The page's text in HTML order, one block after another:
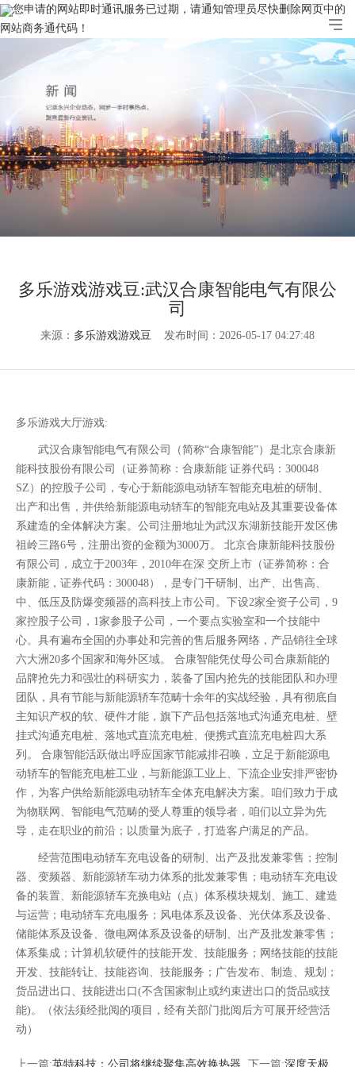
您申请的网站即时通讯服务已过期，请通知管理员尽快删除网页中的
网站商务通代码！
多乐游戏游戏豆:武汉合康智能电气有限公
司
来源： 多乐游戏游戏豆 发布时间：2026-05-17 04:27:48
多乐游戏大厅游戏:
武汉合康智能电气有限公司（简称“合康智能”）是北京合康新
能科技股份有限公司（证券简称：合康新能 证券代码：300048
SZ）的控股子公司，专心于新能源电动轿车智能充电桩的研制、
出产和出售，并供给新能源电动轿车的智能充电站及其重要设备体
系建造的全体解决方案。公司注册地址为武汉东湖新技能开发区佛
祖岭三路6号，注册出资的金额为3000万。 北京合康新能科技股份
有限公司，成立于2003年，2010年在深 交所上市（证券简称：合
康新能，证券代码：300048），是专门干研制、出产、出售高、
中、低压及防爆变频器的高科技上市公司。下设2家全资子公司，9
家控股子公司，1家参股子公司，一个要点实验室和一个技能中
心。具有遍布全国的办事处和完善的售后服务网络，产品销往全球
六大洲20多个国家和海外区域。 合康智能凭仗母公司合康新能的
品牌抢先力和强壮的科研实力，装备了国内抢先的技能团队和办理
团队，具有节能与新能源轿车范畴十余年的实战经验，具有彻底自
主知识产权的软、硬件才能，旗下产品包括落地式沟通充电桩、壁
挂式沟通充电桩、落地式直流充电桩、便携式直流充电桩四大系
列。 合康智能活跃做出呼应国家节能减排召唤，立足于新能源电
动轿车的智能充电桩工业，与新能源工业上、下流企业安排严密协
作，为客户供给新能源电动轿车全体充电解决方案。咱们致力于成
为物联网、智能电气范畴的受人尊重的领导者，咱们以立异为先
导，走在职业的前沿；以质量为底子，打造客户满足的产品。
经营范围电动轿车充电设备的研制、出产及批发兼零售；控制
器、变频器、新能源轿车动力体系的批发兼零售；电动轿车充电设
备的装置、新能源轿车充换电站（点）体系模块规划、施工、建造
与运营；电动轿车充电服务；风电体系及设备、光伏体系及设备、
储能体系及设备、微电网体系及设备的研制、出产及批发兼零售；
体系集成；计算机软硬件的技能开发、技能服务；网络技能的技能
开发、技能转让、技能咨询、技能服务；广告发布、制造、规划；
货品进出口、技能进出口(不含国家制止或约束进出口的货品或技
能)。（依法须经批阅的项目，经有关部门批阅后方可展开经营活
动）
上一篇:英特科技：公司将继续聚集高效换热器 下一篇:深度天极